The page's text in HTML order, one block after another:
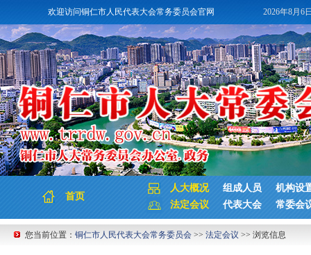
欢迎访问铜仁市人民代表大会常务委员会官网 2026年8月6
首页
人大概况 组成人员
机构设
法定会议
代表大会 常委会
您当前位置： 铜仁市人民代表大会常务委员会 >> 法定会议 >> 浏览信息